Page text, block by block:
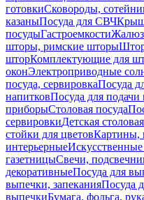
готовкиСковороды,
казаныПосуда для СВЧ
посудыГастроемкости
шторы, римские шторы
шторКомплектующие для
оконЭлектроприводные
посуда, сервировкаПосуда
напитковПосуда для подачи
приборыСтоловая посуда
сервировкиДетская
стойки для цветовКартины,
интерьерные
газетницыСвечи,
декоративныеПосуда для
выпечки, запеканияПосуда
выпечкиБумага, фольга,